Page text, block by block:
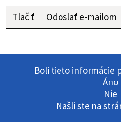
Tlačiť Odoslať e-mailom
Boli tieto informácie
Áno
Nie
Našli ste na